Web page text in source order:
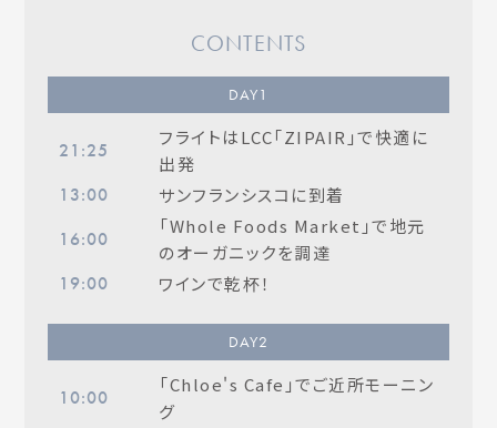
CONTENTS
DAY1
21:25
フライトはLCC「ZIPAIR」で快適に
出発
13:00 サンフランシスコに到着
16:00
「Whole Foods Market」で地元
のオーガニックを調達
19:00 ワインで乾杯！
DAY2
10:00
「Chloe's Cafe」でご近所モーニン
グ